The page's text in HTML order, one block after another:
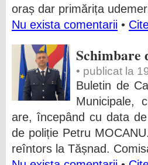
oraș dar primărița
Nu exista comentarii •
Schimbare
• publicat la
Buletin de
Municipale,
are, începând cu data
de poliție Petru
reîntors la Tășnad.